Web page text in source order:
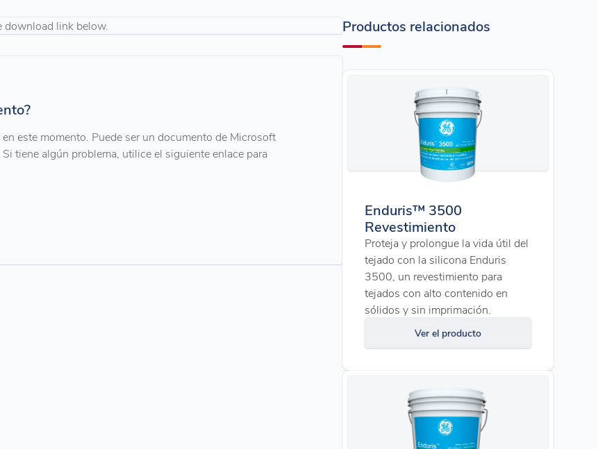
download link below.
este momento. Puede ser un documento de Microsoft
tiene algún problema, utilice el siguiente enlace para
Productos relacionados
Enduris™ 3500
Revestimiento
Proteja y prolongue la vida útil del
tejado con la silicona Enduris
3500, un revestimiento para
tejados con alto contenido en
sólidos y sin imprimación.
Ver el producto